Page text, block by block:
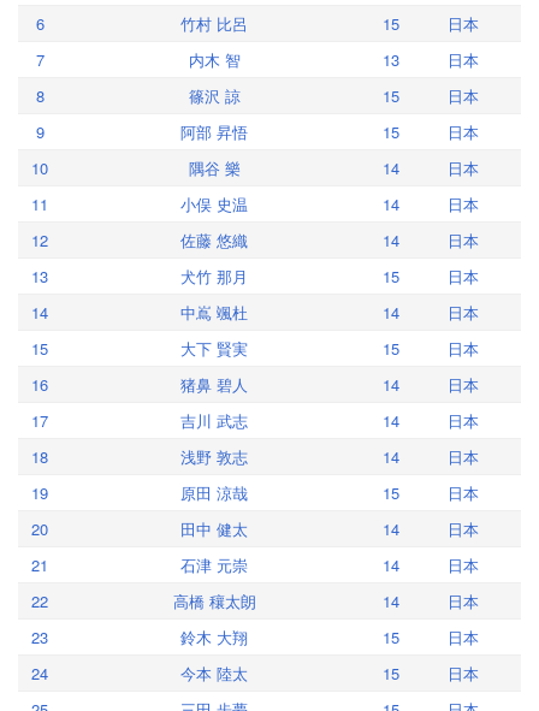
6
竹村 比呂 15
日本
7
内木 智 13
日本
8
篠沢 諒 15
日本
9
阿部 昇悟 15
日本
10
隅谷 樂 14
日本
11
小俣 史温 14
日本
12
佐藤 悠織 14
日本
13
犬竹 那月 15
日本
14
中嶌 颯杜 14
日本
15
大下 賢実 15
日本
16
猪鼻 碧人 14
日本
17
吉川 武志 14
日本
18
浅野 敦志 14
日本
19
原田 涼哉 15
日本
20
田中 健太 14
日本
21
石津 元崇 14
日本
22
高橋 穰太朗 14
日本
23
鈴木 大翔 15
日本
24
今本 陸太 15
日本